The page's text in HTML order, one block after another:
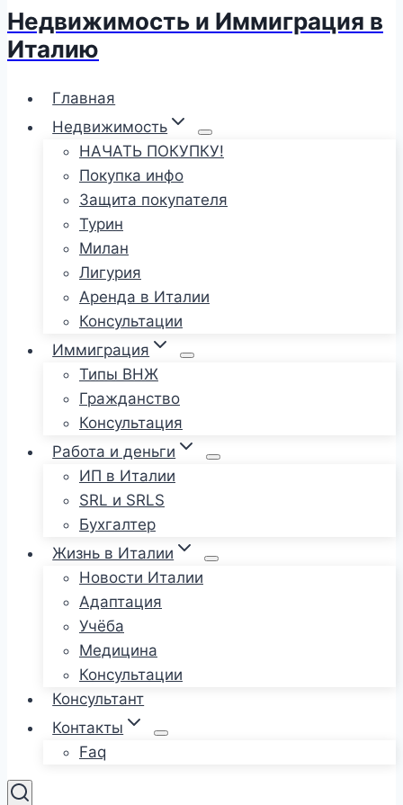
Недвижимость и Иммиграция в
Италию
Главная
Недвижимость
НАЧАТЬ ПОКУПКУ!
Покупка инфо
Защита покупателя
Турин
Милан
Лигурия
Аренда в Италии
Консультации
Иммиграция
Типы ВНЖ
Гражданство
Консультация
Работа и деньги
ИП в Италии
SRL и SRLS
Бухгалтер
Жизнь в Италии
Новости Италии
Адаптация
Учёба
Медицина
Консультации
Консультант
Контакты
Faq